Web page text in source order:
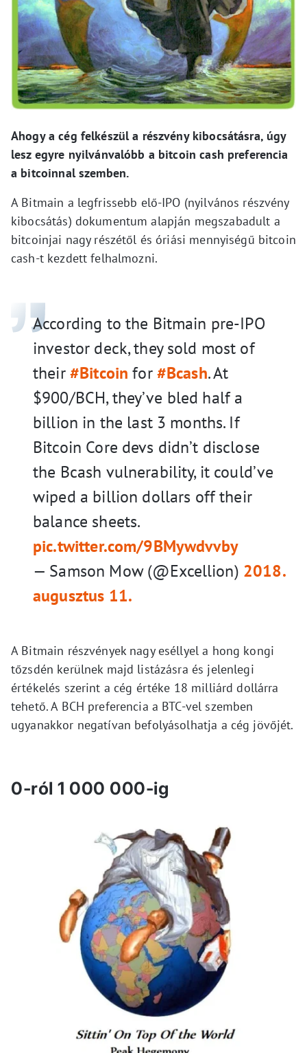
Ahogy a cég felkészül a részvény kibocsátásra, úgy
lesz egyre nyilvánvalóbb a bitcoin cash preferencia
a bitcoinnal szemben.
A Bitmain a legfrissebb elő-IPO (nyilvános részvény
kibocsátás) dokumentum alapján megszabadult a
bitcoinjai nagy részétől és óriási mennyiségű bitcoin
cash-t kezdett felhalmozni.
According to the Bitmain pre-IPO
investor deck, they sold most of
their#Bitcoin for#Bcash. At
$900/BCH, they’ve bled half a
billion in the last 3 months. If
Bitcoin Core devs didn’t disclose
the Bcash vulnerability, it could’ve
wiped a billion dollars off their
balance sheets.
pic.twitter.com/9BMywdvvby
— Samson Mow (@Excellion) 2018.
augusztus 11.
A Bitmain részvények nagy eséllyel a hong kongi
tőzsdén kerülnek majd listázásra és jelenlegi
értékelés szerint a cég értéke 18 milliárd dollárra
tehető. A BCH preferencia a BTC-vel szemben
ugyanakkor negatívan befolyásolhatja a cég jövőjét.
0-ról 1 000 000-ig